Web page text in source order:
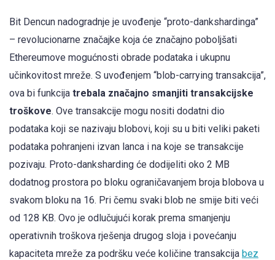
Bit Dencun nadogradnje je uvođenje “proto-dankshardinga”
– revolucionarne značajke koja će značajno poboljšati
Ethereumove mogućnosti obrade podataka i ukupnu
učinkovitost mreže. S uvođenjem “blob-carrying transakcija”,
ova bi funkcija trebala značajno smanjiti transakcijske
troškove. Ove transakcije mogu nositi dodatni dio
podataka koji se nazivaju blobovi, koji su u biti veliki paketi
podataka pohranjeni izvan lanca i na koje se transakcije
pozivaju. Proto-danksharding će dodijeliti oko 2 MB
dodatnog prostora po bloku ograničavanjem broja blobova u
svakom bloku na 16. Pri čemu svaki blob ne smije biti veći
od 128 KB. Ovo je odlučujući korak prema smanjenju
operativnih troškova rješenja drugog sloja i povećanju
kapaciteta mreže za podršku veće količine transakcija bez